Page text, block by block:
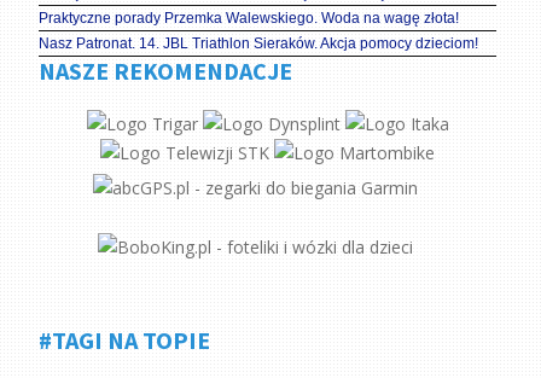
Praktyczne porady Przemka Walewskiego. Woda na wagę złota!
Nasz Patronat. 14. JBL Triathlon Sieraków. Akcja pomocy dzieciom!
NASZE REKOMENDACJE
#TAGI NA TOPIE